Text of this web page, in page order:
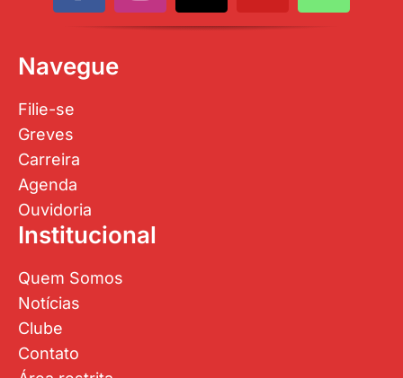
Navegue
Filie-se
Greves
Carreira
Agenda
Ouvidoria
Institucional
Quem Somos
Notícias
Clube
Contato